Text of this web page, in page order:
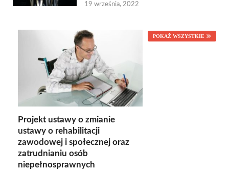
19 września, 2022
POKAŻ WSZYSTKIE
Projekt ustawy o zmianie
ustawy o rehabilitacji
zawodowej i społecznej oraz
zatrudnianiu osób
niepełnosprawnych